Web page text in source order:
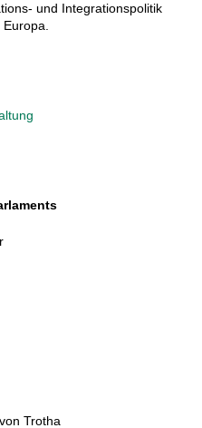
und Integrationspolitik
Trotha